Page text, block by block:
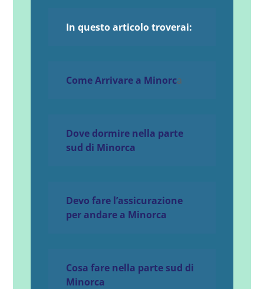
In questo articolo troverai:
Come Arrivare a Minorca
Dove dormire nella parte
sud di Minorca
Devo fare l’assicurazione
per andare a Minorca
Cosa fare nella parte sud di
Minorca